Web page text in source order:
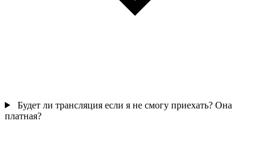
Будет ли трансляция если я не смогу приехать? Она
платная?